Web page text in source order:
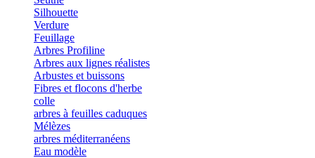
Silhouette
Verdure
Feuillage
Arbres Profiline
Arbres aux lignes réalistes
Arbustes et buissons
Fibres et flocons d'herbe
colle
arbres à feuilles caduques
Mélèzes
arbres méditerranéens
Eau modèle